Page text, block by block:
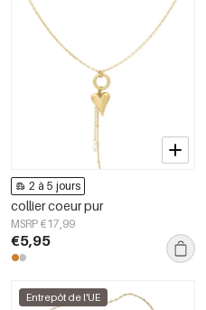
2 à 5 jours
collier coeur pur
MSRP €17,99
€5,95
Entrepôt de l'UE